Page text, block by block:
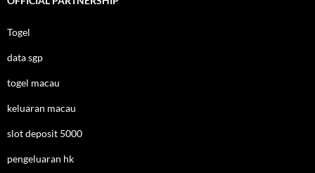
Togel
data sgp
togel macau
keluaran macau
slot deposit 5000
pengeluaran hk